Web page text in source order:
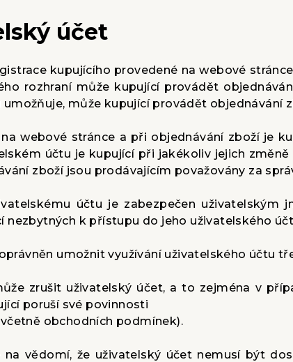
účet
kupujícího provedené na webové
rozhraní může kupující provádět
umožňuje, může kupující provádět
webové stránce a při objednávání zboží je
účtu je kupující při jakékoliv jejich
zboží jsou prodávajícím považovány za
účtu je zabezpečen uživatelským
nezbytných k přístupu do jeho uživatelského
umožnit využívání uživatelského účtu
zrušit uživatelský účet, a to zejména v
poruší své povinnosti
obchodních podmínek).
na vědomí, že uživatelský účet nemusí být